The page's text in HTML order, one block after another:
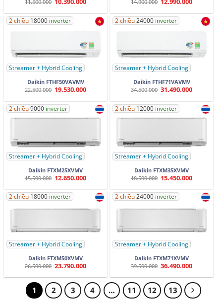
11.500.000
là:
11.500.000.
tại
10.390.000.
14.900.000
là:
14.900.000.
tại
12.990.000.
2 chiều 18000 inverter
Streamer + Hybrid Cooling
Daikin FTHF50VAVMV
22.500.000 Giá
là:
22.500.000.
19.530.000
tại
19.530.000.
2 chiều24000 inverter
Streamer + Hybrid Cooling
Daikin FTHF71VAVMV
34.500.000 Giá
là:
34.500.000.
31.490.000
tại
31.490.000.
2 chiều9000 inverter
Streamer + Hybrid Cooling
Daikin FTXM25XVMV
15.500.000 Giá
là:
15.500.000.
12.650.000
tại
12.650.000.
2 chiều 12000 inverter
Streamer + Hybrid Cooling
Daikin FTXM35XVMV
18.500.000 Giá
là:
18.500.000.
15.450.000
tại
15.450.000.
2 chiều 18000 inverter
Streamer + Hybrid Cooling
Daikin FTXM50XVMV
26.500.000 Giá
là:
26.500.000.
23.790.000
tại
là:
23.790.000.
2 chiều24000 inverter
Streamer + Hybrid Cooling
Daikin FTXM71XVMV
39.500.000 Giá
là:
39.500.000.
36.490.000
tại
là:
36.490.000.
1 2 3 4 … 11 12 13